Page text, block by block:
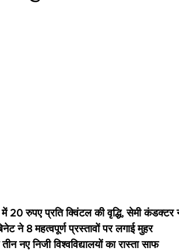
में 20 रुपए प्रति क्विंटल की वृद्धि, सेमी कंडक्टर
ने 8 महत्वपूर्ण प्रस्तावों पर लगाई मुहर
नए निजी विश्वविद्यालयों का रास्ता साफ